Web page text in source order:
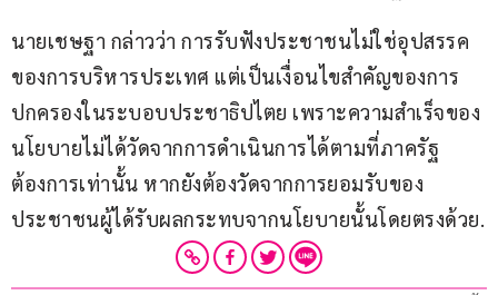
นายเชษฐา กล่าวว่า การรับฟังประชาชนไม่ใช่อุปสรรค
ของการบริหารประเทศ แต่เป็นเงื่อนไขสำคัญของการ
ปกครองในระบอบประชาธิปไตย เพราะความสำเร็จของ
นโยบายไม่ได้วัดจากการดำเนินการได้ตามที่ภาครัฐ
ต้องการเท่านั้น หากยังต้องวัดจากการยอมรับของ
ประชาชนผู้ได้รับผลกระทบจากนโยบายนั้นโดยตรงด้วย.